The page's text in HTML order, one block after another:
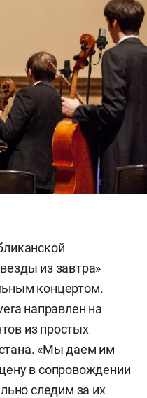
из завтра»
концертом.
направлен на
из простых
«Мы даем им
в сопровождении
следим за их